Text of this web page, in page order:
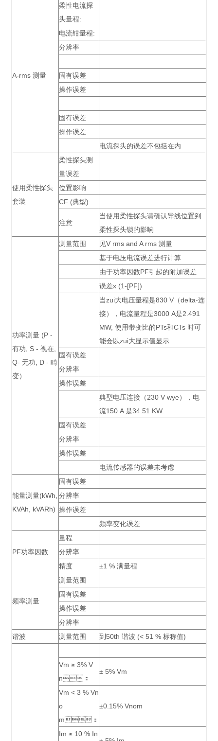
A-rms 测量
柔性电流探
头量程:
电流钳量程:
分辨率
固有误差
操作误差
固有误差
操作误差
电流探头的误差不包括在内
使用柔性探头
套装
柔性探头测
量误差
位置影响
CF (典型):
注意
当使用柔性探头请确认导线位置到
柔性探头锁的影响
功率测量 (P -
有功, S - 视在,
Q- 无功, D - 畸
变）
测量范围
见V rms and A rms 测量
基于电压电流误差进行计算
由于功率因数PF引起的附加误差
误差x (1-[PF])
当zui大电压量程是830 V（delta-连
接），电流量程是3000 A是2.491
MW, 使用带变比的PTs和CTs 时可
能会以zui大显示值显示
固有误差
分辨率
操作误差
典型电压连接（230 V wye），电
流150 A 是34.51 KW.
固有误差
分辨率
操作误差
电流传感器的误差未考虑
能量测量(kWh,
KVAh, kVARh)
固有误差
分辨率
操作误差
频率变化误差
PF功率因数
量程
分辨率
精度
±1 % 满量程
频率测量
测量范围
固有误差
操作误差
分辨率
谐波
测量范围 到50th 谐波 (< 51 % 标称值)
Vm ≥ 3% V
n：
± 5% Vm
Vm < 3 % Vn
o
m：
±0.15% Vnom
Im ≥ 10 % In